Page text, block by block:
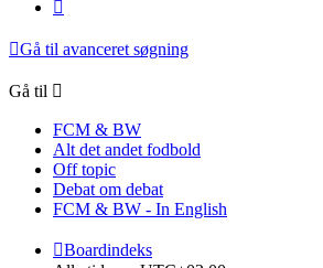
Gå til avanceret søgning
Gå til
FCM & BW
Alt det andet fodbold
Off topic
Debat om debat
FCM & BW - In English
Boardindeks